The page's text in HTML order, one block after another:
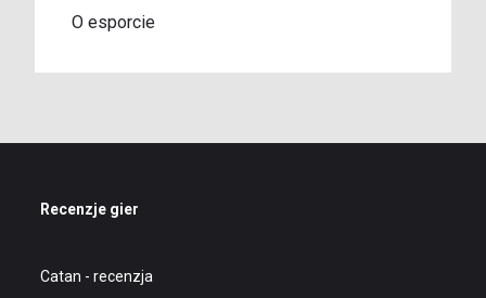
O esporcie
Recenzje gier
Catan - recenzja